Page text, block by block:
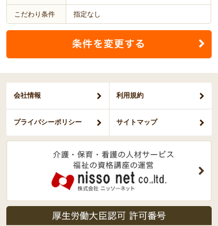
こだわり条件 指定なし
会社情報 利用規約
プライバシーポリシー サイトマップ